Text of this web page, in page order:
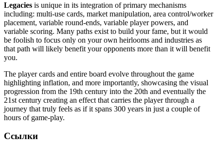
Legacies is unique in its integration of primary mechanisms
including: multi-use cards, market manipulation, area control/worker
placement, variable round-ends, variable player powers, and
variable scoring. Many paths exist to build your fame, but it would
be foolish to focus only on your own heirlooms and industries as
that path will likely benefit your opponents more than it will benefit
you.
The player cards and entire board evolve throughout the game
highlighting inflation, and more importantly, showcasing the visual
progression from the 19th century into the 20th and eventually the
21st century creating an effect that carries the player through a
journey that truly feels as if it spans 300 years in just a couple of
hours of game-play.
Ссылки